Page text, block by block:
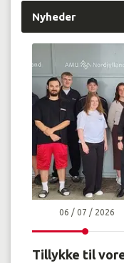
Nyheder
06 / 07 / 2026
Tillykke til